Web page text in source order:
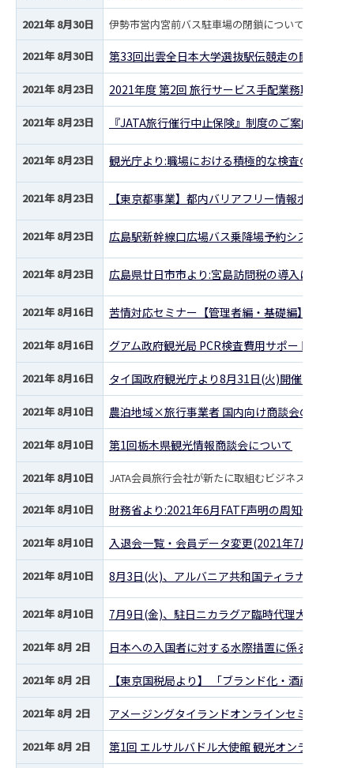
2021年 8月30日 伊勢市営内宮前バス駐車場の閉鎖について
2021年 8月30日 第33回出雲全日本大学選抜駅伝競走の開催に伴
2021年 8月23日 2021年度 第2回 旅行サービス手配業務取扱管理
2021年 8月23日 『JATA旅行催行中止保険』制度のご案内(参考事
2021年 8月23日 観光庁より:職場における積極的な検査の促進に
2021年 8月23日 【東京都事業】都内バリアフリー情報ポータル
2021年 8月23日 広島駅新幹線口広場バス乗降場予約システムの
2021年 8月23日 広島県廿日市市より:宮島訪問税の導入について
2021年 8月16日 苦情対応セミナー【管理者編・基礎編】開催の
2021年 8月16日 グアム政府観光局 PCR検査費用サポート実施の
2021年 8月16日 タイ国政府観光庁より8月31日(火)開催「アメー
2021年 8月10日 農泊地域×旅行事業者 国内向け商談会の開催に
2021年 8月10日 第1回栃木県観光情報商談会について
2021年 8月10日 JATA会員旅行会社が新たに取組むビジネス事例の紹
2021年 8月10日 財務省より:2021年6月FATF声明の周知依頼につ
2021年 8月10日 入退会一覧・会員データ変更(2021年7月13日現
2021年 8月10日 8月3日(火)、アルバニア共和国ティラナ首都の
2021年 8月10日 7月9日(金)、駐日ニカラグア臨時代理大使クラ
2021年 8月 2日 日本への入国者に対する水際措置に係る協力依
2021年 8月 2日 【東京国税局より】 「ブランド化・酒蔵ツー
2021年 8月 2日 アメージングタイランドオンラインセミナー開
2021年 8月 2日 第1回 エルサルバドル大使館 観光オンラインセ